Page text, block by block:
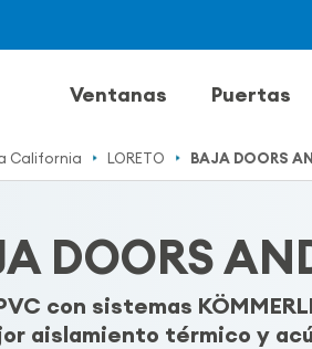
Ventanas Puertas
California LORETO BAJA DOORS
DOORS
con sistemas
aislamiento térmico y